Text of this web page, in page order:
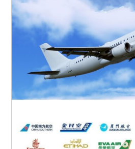
三峡遊輪
郵輪 (中國）
澳洲出发含机票(中國)